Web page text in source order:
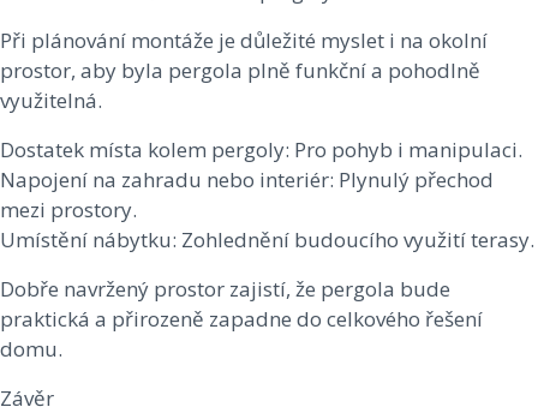
Při plánování montáže je důležité myslet i na okolní
prostor, aby byla pergola plně funkční a pohodlně
využitelná.
Dostatek místa kolem pergoly: Pro pohyb i manipulaci.
Napojení na zahradu nebo interiér: Plynulý přechod
mezi prostory.
Umístění nábytku: Zohlednění budoucího využití terasy.
Dobře navržený prostor zajistí, že pergola bude
praktická a přirozeně zapadne do celkového řešení
domu.
Závěr